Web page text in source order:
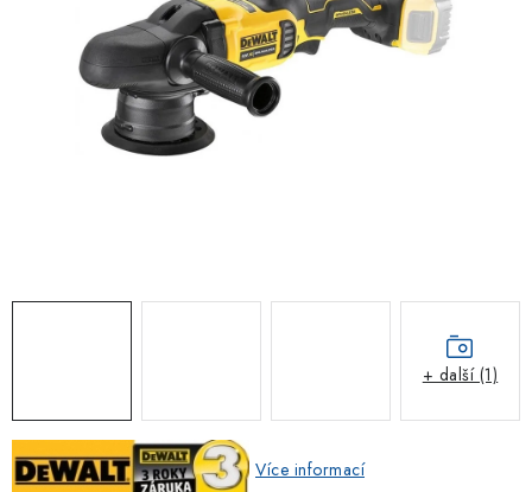
PRACOVNÍ STOLY
ZNAČKOVACÍ SPREJE
Jak nakupovat
Obchodní podmínky
Více informací
+ další (1)